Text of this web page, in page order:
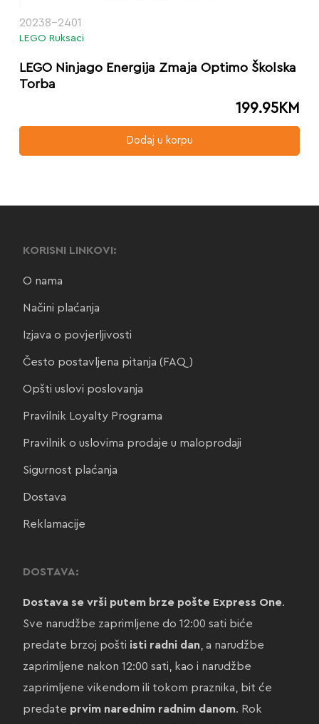
20238-2401
LEGO Ruksaci
LEGO Ninjago Energija Zmaja Optimo Školska
Torba
199.95KM
Dodaj u korpu
KORISNI LINKOVI:
O nama
Načini plaćanja
Izjava o povjerljivosti
Često postavljena pitanja (FAQ)
Opšti uslovi poslovanja
Pravilnik Loyalty Programa
Pravilnik o uslovima prodaje u maloprodaji
Sigurnost plaćanja
Dostava
Reklamacije
DOSTAVA:
Dostava se vrši putem brze pošte Express One.
Sve narudžbe zaprimljene do 12:00 sati biće
predate brzoj pošti isti radni dan, a narudžbe
zaprimljene nakon 12:00 sati, kao i narudžbe
zaprimljene vikendom ili tokom praznika, bit će
predate prvim narednim radnim danom. Rok